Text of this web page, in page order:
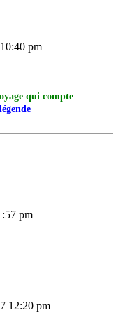
pm
qui compte
légende
pm
12:20 pm